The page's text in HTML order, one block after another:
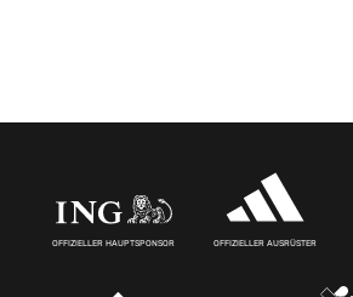
OFFIZIELLER HAUPTSPONSOR OFFIZIELLER AUSRÜSTER